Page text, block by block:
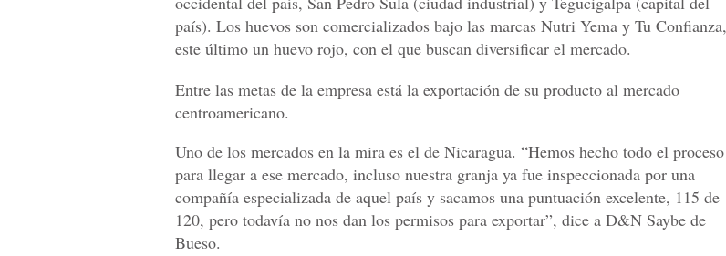
país). Los huevos son comercializados bajo las marcas Nutri Yema y Tu Confianza,
este último un huevo rojo, con el que buscan diversificar el mercado.
Entre las metas de la empresa está la exportación de su producto al mercado
centroamericano.
Uno de los mercados en la mira es el de Nicaragua. “Hemos hecho todo el proceso
para llegar a ese mercado, incluso nuestra granja ya fue inspeccionada por una
compañía especializada de aquel país y sacamos una puntuación excelente, 115 de
120, pero todavía no nos dan los permisos para exportar”, dice a D&N Saybe de
Bueso.